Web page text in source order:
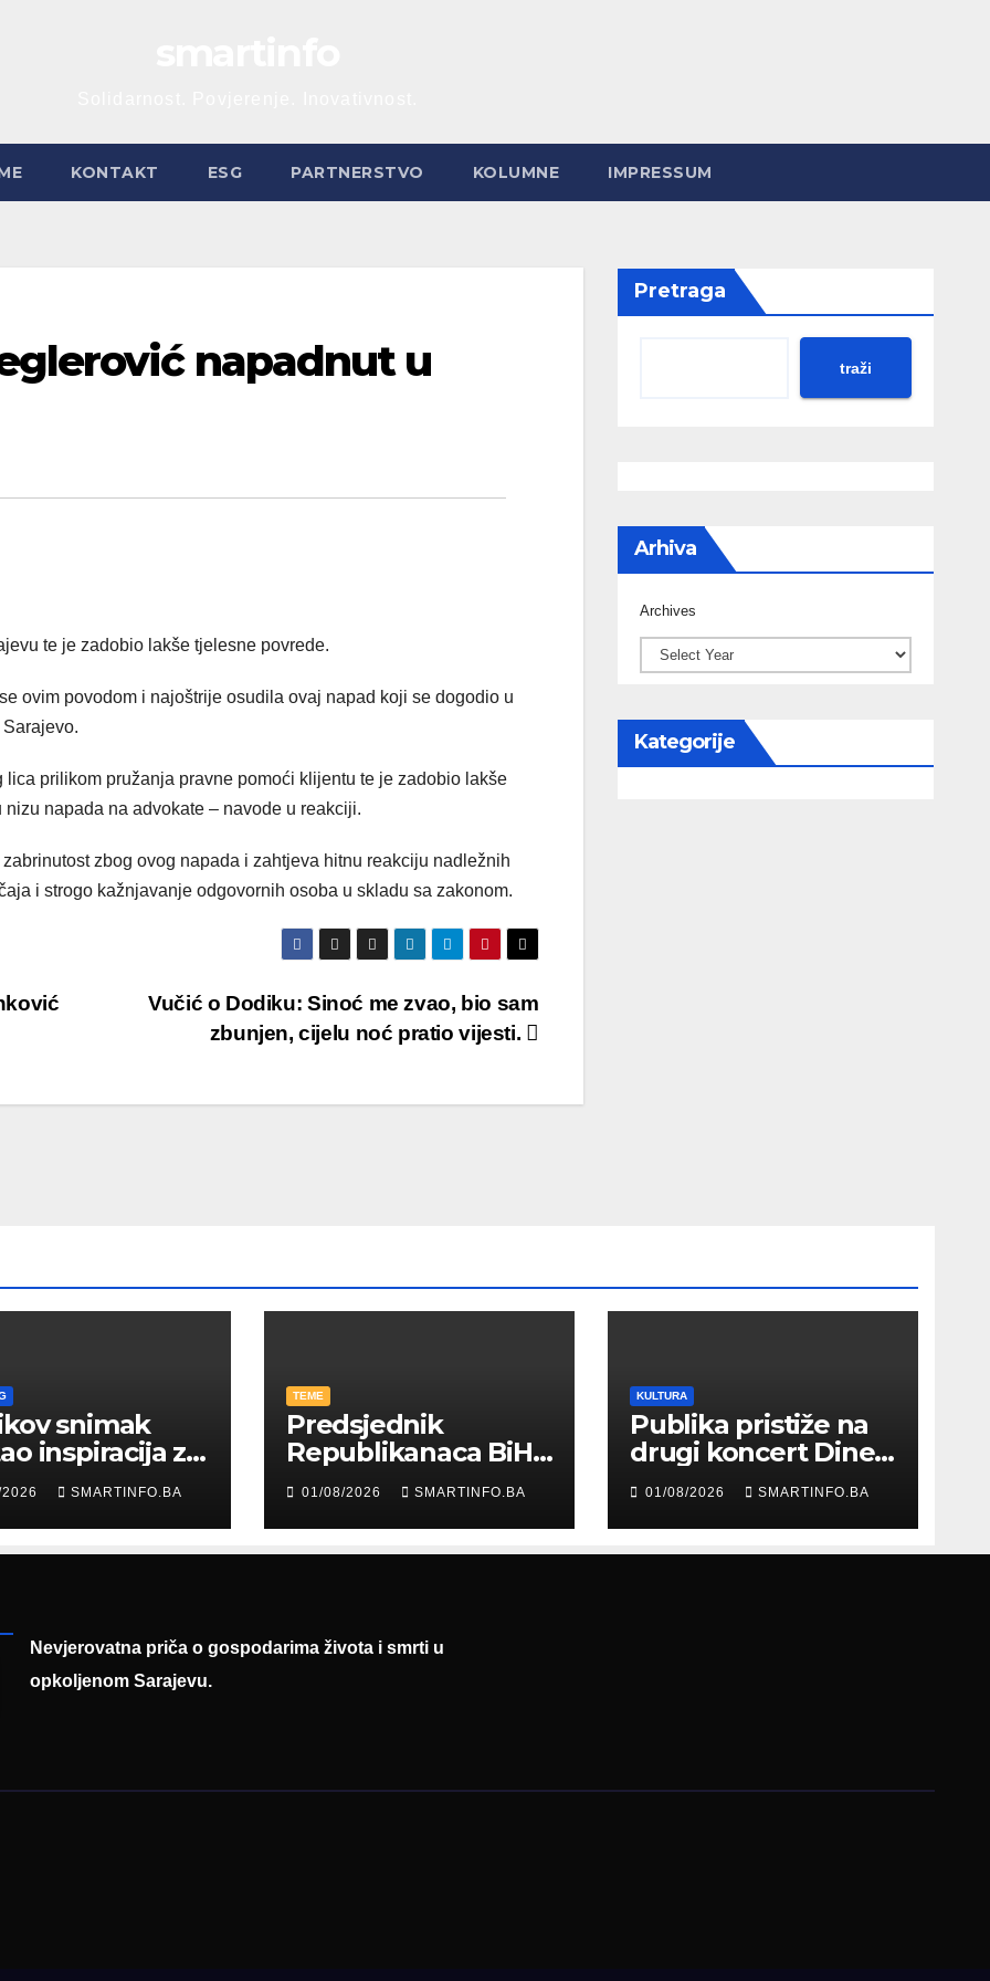
KONTAKT ESG PARTNERSTVO KOLUMNE IMPRESSUM
napadnut u
te je zadobio lakše tjelesne povrede.
ovim povodom i najoštrije osudila ovaj napad koji se dogodio u
prilikom pružanja pravne pomoći klijentu te je zadobio lakše
napada na advokate – navode u reakciji.
zbog ovog napada i zahtjeva hitnu reakciju nadležnih
i strogo kažnjavanje odgovornih osoba u skladu sa zakonom.
Vučić o Dodiku: Sinoć me zvao, bio sam
zbunjen, cijelu noć pratio vijesti.
Pretraga
traži
Arhiva
Archives
Kategorije
snimak
inspiracija za
Građani kroz
poslali
SMARTINFO.BA
TEME
Predsjednik
Republikanaca BiH
Edin Garaplija
prisustvovao
prezentaciji
Federalnog sajma
01/08/2026 SMARTINFO.BA
KULTURA
Publika pristiže na
drugi koncert Dine
Merlina na Koševu
01/08/2026 SMARTINFO.BA
Nevjerovatna priča o gospodarima života i smrti u
opkoljenom Sarajevu.